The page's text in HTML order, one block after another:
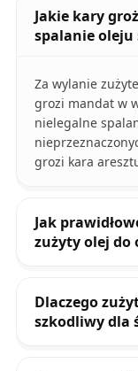
Jakie kary
spalanie
Za wylanie
grozi mandat w
nielegalne
grozi kara
Jak
zużyty olej do
Dlaczego
szkodliwy dla